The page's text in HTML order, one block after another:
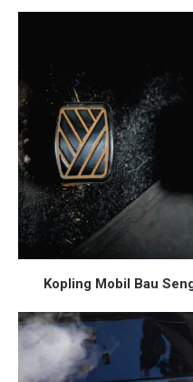
Kopling Mobil Bau